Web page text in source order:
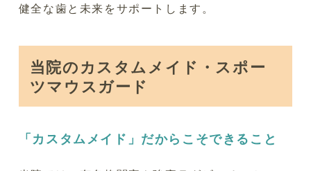
健全な歯と未来をサポートします。
当院のカスタムメイド・スポー
ツマウスガード
「カスタムメイド」だからこそできること